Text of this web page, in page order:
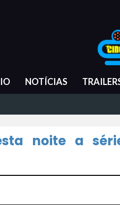
NOTÍCIAS
noite a